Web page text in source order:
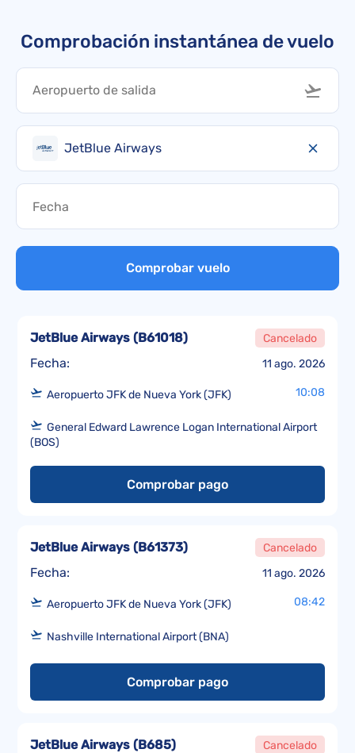
Comprobación instantánea de vuelo
JetBlue Airways
Comprobar vuelo
Fecha: 11 ago. 2026
JetBlue Airways (B61018) Cancelado
Aeropuerto JFK de Nueva York (JFK) 10:08
General Edward Lawrence Logan International Airport
(BOS)
Comprobar pago
Fecha: 11 ago. 2026
JetBlue Airways (B61373) Cancelado
Aeropuerto JFK de Nueva York (JFK) 08:42
Nashville International Airport (BNA)
Comprobar pago
JetBlue Airways (B685) Cancelado